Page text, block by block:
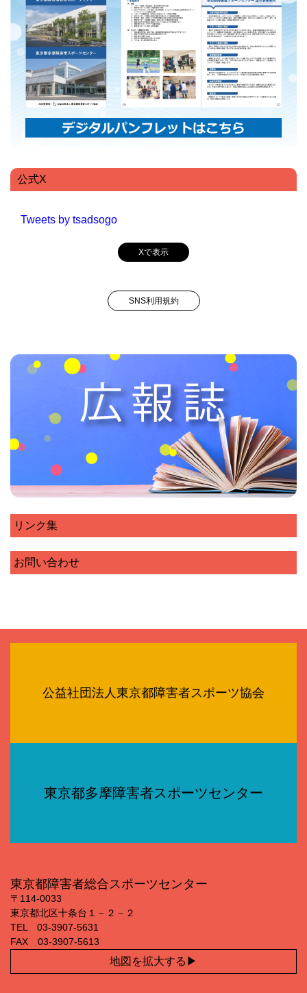
公式X
Tweets by tsadsogo
Xで表示
SNS利用規約
リンク集
お問い合わせ
公益社団法人東京都障害者スポーツ協会
東京都多摩障害者スポーツセンター
東京都障害者総合スポーツセンター
〒114‐0033
東京都北区十条台１－２－２
TEL 03‐3907‐5631
FAX 03‐3907‐5613
地図を拡大する